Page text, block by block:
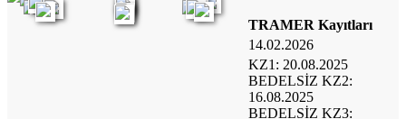
TRAMER Kayıtları
14.02.2026
KZ1: 20.08.2025
BEDELSİZ KZ2:
16.08.2025
BEDELSİZ KZ3: